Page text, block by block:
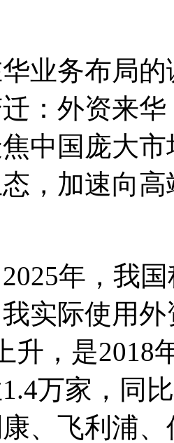
业务布局
：外资来
中国庞大
，加速向
年，我
实际使用
升，是2018
万家，同
、飞利浦